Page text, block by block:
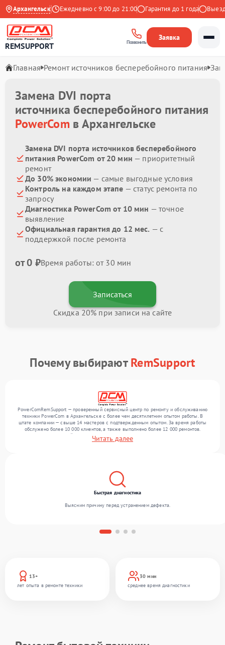
Архангельск
4.9 на Яндекс Ежедневно с 9:00 до 21:00 Гарантия до 1 года Выезд
REMSUPPORT Позвонить
Заявка
Главная Ремонт источников бесперебойного питания
Замена DVI порта
источника бесперебойного питания
PowerComв Архангельске
Замена DVI порта источников бесперебойного
питания PowerCom от 20 мин — приоритетный
ремонт
До 30% экономии — самые выгодные условия
Контроль на каждом этапе — статус ремонта по
запросу
Диагностика PowerCom от 10 мин — точное
выявление
Официальная гарантия до 12 мес. — с
поддержкой после ремонта
от 0 ₽Время работы: от 30 мин
Записаться
Скидка 20% при записи на сайте
Почему выбираютRemSupport
PowerComRemSupport — проверенный сервисный центр по ремонту и обслуживанию
техники PowerCom в Архангельске с более чем десятилетним опытом работы. В
штате компании — свыше 14 мастеров с подтвержденным опытом. За время работы
обслужено более 10 000 клиентов, а также выполнено более 12 000 ремонтов.
Ежемесячно в сервисный центр поступает свыше 300 единиц техники, включая , , . Мы
выполняем ремонт различного уровня сложности и обеспечиваем надежный
Читать далее
13+
лет опыта в ремонте техники
30 мин
среднее время диагностики
Быстрая диагностика
Выясним причину перед устранением дефекта.